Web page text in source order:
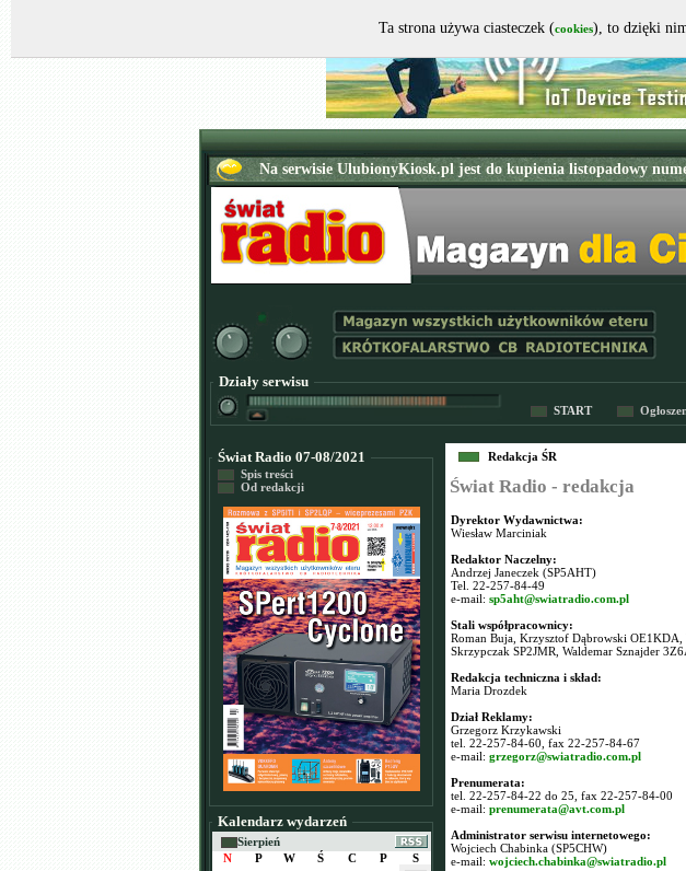
Działy serwisu
START
Świat Radio 07-08/2021
Spis treści
Od redakcji
Kalendarz wydarzeń
Sierpień
N
P W Ś C P S
Redakcja ŚR
Świat Radio - redakcja
Dyrektor Wydawnictwa:
Wiesław Marciniak
Redaktor Naczelny:
Andrzej Janeczek (SP5AHT)
Tel. 22-257-84-49
e-mail: sp5aht@swiatradio.com.pl
Stali współpracownicy:
Roman Buja, Krzysztof Dąbrowski OE1KDA,
Skrzypczak SP2JMR, Waldemar Sznajder
Redakcja techniczna i skład:
Maria Drozdek
Dział Reklamy:
Grzegorz Krzykawski
tel. 22-257-84-60, fax 22-257-84-67
e-mail: grzegorz@swiatradio.com.pl
Prenumerata:
tel. 22-257-84-22 do 25, fax 22-257-84-00
e-mail: prenumerata@avt.com.pl
Administrator serwisu internetowego:
Wojciech Chabinka (SP5CHW)
e-mail: wojciech.chabinka@swiatradio.pl
Ta strona używa ciasteczek (cookies), to dzięki nim